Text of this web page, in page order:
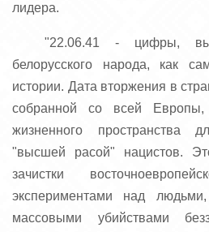
лидера.
"22.06.41 - цифры,
белорусского народа, как
истории. Дата вторжения в
собранной со всей
жизненного пространства
"высшей расой" нацистов.
зачистки
экспериментами над
массовыми убийствами